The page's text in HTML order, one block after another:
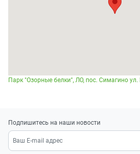
Парк "Озорные белки", ЛО, пос. Симагино
Подпишитесь на наши новости